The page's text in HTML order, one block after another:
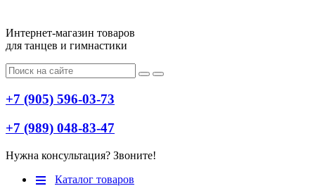
Интернет-магазин товаров
для танцев и гимнастики
+7 (905) 596-03-73
+7 (989) 048-83-47
Нужна консультация? Звоните!
Меню
Каталог товаров